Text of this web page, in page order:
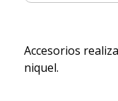
Accesorios
niquel.